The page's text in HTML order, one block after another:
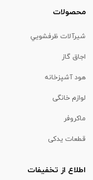
محصولات
شیرآلات ظرفشويي
اجاق گاز
هود آشپزخانه
لوازم خانگی
ماكروفر
قطعات یدکی
اطلاع از تخفیفات